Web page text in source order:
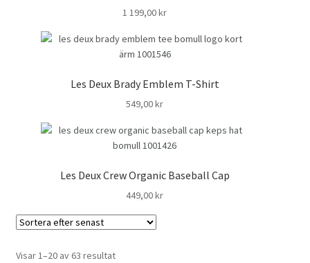
1 199,00kr
Les Deux Brady Emblem T-Shirt
549,00kr
Les Deux Crew Organic Baseball Cap
449,00kr
Visar 1–20 av 63 resultatSortera